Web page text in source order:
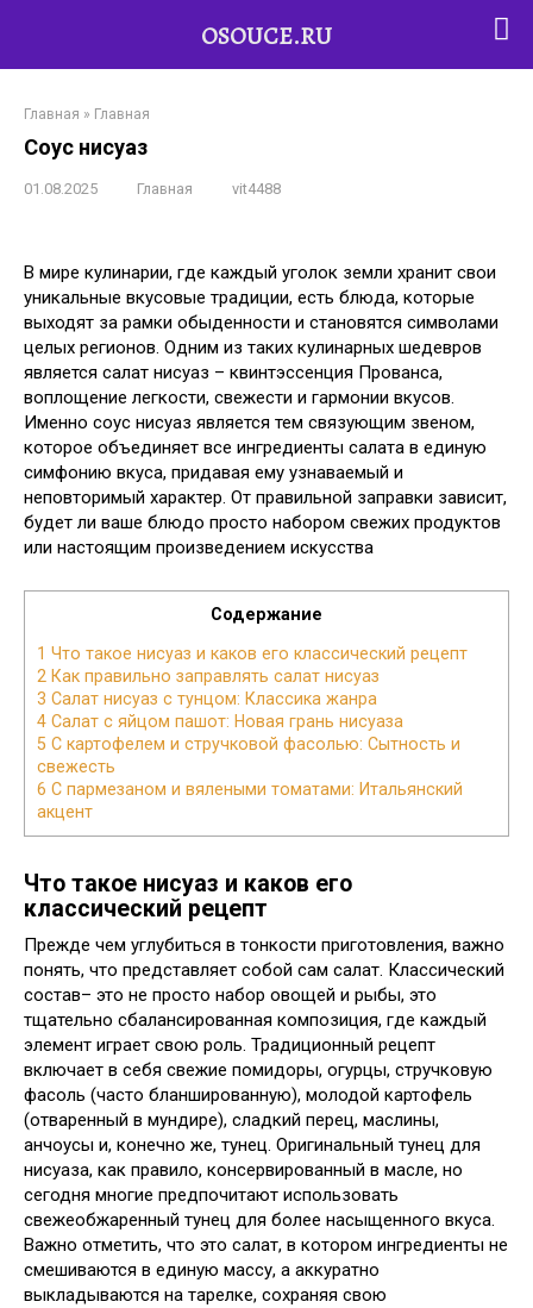
Главная » Главная
Соус нисуаз
01.08.2025 Главная vit4488
В мире кулинарии, где каждый уголок земли хранит свои
уникальные вкусовые традиции, есть блюда, которые
выходят за рамки обыденности и становятся символами
целых регионов. Одним из таких кулинарных шедевров
является салат нисуаз – квинтэссенция Прованса,
воплощение легкости, свежести и гармонии вкусов.
Именно соус нисуаз является тем связующим звеном,
которое объединяет все ингредиенты салата в единую
симфонию вкуса, придавая ему узнаваемый и
неповторимый характер. От правильной заправки зависит,
будет ли ваше блюдо просто набором свежих продуктов
или настоящим произведением искусства
Содержание
1 Что такое нисуаз и каков его классический рецепт
2 Как правильно заправлять салат нисуаз
3 Салат нисуаз с тунцом: Классика жанра
4 Салат с яйцом пашот: Новая грань нисуаза
5 С картофелем и стручковой фасолью: Сытность и
свежесть
6 С пармезаном и вялеными томатами: Итальянский
акцент
Что такое нисуаз и каков его
классический рецепт
Прежде чем углубиться в тонкости приготовления, важно
понять, что представляет собой сам салат. Классический
состав– это не просто набор овощей и рыбы, это
тщательно сбалансированная композиция, где каждый
элемент играет свою роль. Традиционный рецепт
включает в себя свежие помидоры, огурцы, стручковую
фасоль (часто бланшированную), молодой картофель
(отваренный в мундире), сладкий перец, маслины,
анчоусы и, конечно же, тунец. Оригинальный тунец для
нисуаза, как правило, консервированный в масле, но
сегодня многие предпочитают использовать
свежеобжаренный тунец для более насыщенного вкуса.
Важно отметить, что это салат, в котором ингредиенты не
смешиваются в единую массу, а аккуратно
выкладываются на тарелке, сохраняя свою
OSOUCE.RU